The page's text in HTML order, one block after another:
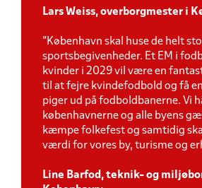
Lars Weiss, overborgmester i
”København skal huse de helt
sportsbegivenheder. Et EM i
kvinder i 2029 vil være en
til at fejre kvindefodbold og få
piger ud på fodboldbanerne. Vi
københavnerne og alle byens
kæmpe folkefest og samtidig
værdi for vores by, turisme og
Line Barfod, teknik- og